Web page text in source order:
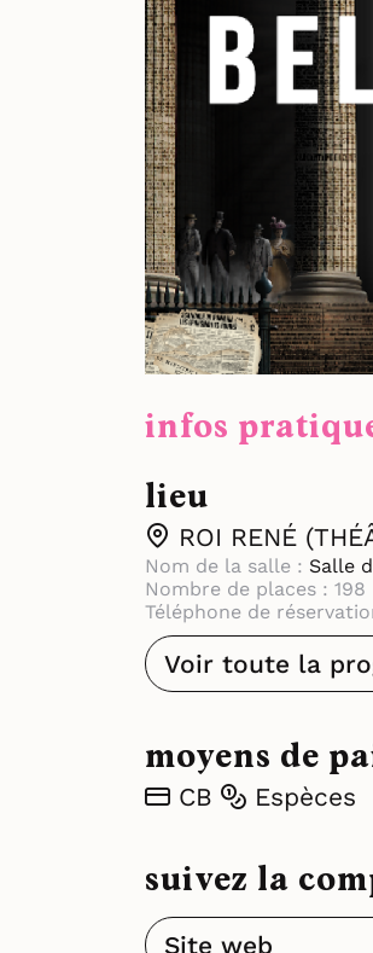
infos
lieu
ROI RENÉ
Nom de la salle : Salle
Nombre de places : 198
Téléphone de
Voir toute la
moyens de
CB Espèces
suivez la
Site web